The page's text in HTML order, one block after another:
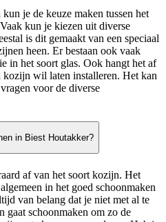
je de keuze maken tussen het
kun je kiezen uit diverse
is dit gemaakt van een speciaal
heen. Er bestaan ook vaak
in het soort glas. Ook hangt het af
wil laten installeren. Het kan
voor de diverse
in Biest Houtakker?
af van het soort kozijn. Het
in het goed schoonmaken
van belang dat je niet met al te
gaat schoonmaken om zo de